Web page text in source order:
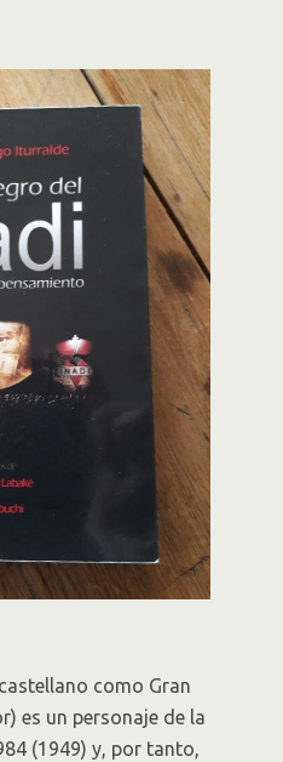
como Gran
es un personaje de la
(1949) y, por tanto,